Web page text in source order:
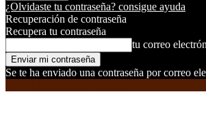
¿Olvidaste tu contraseña? consigue ayuda
Recuperación de contraseña
Recupera tu contraseña
tu correo
Se te ha enviado una contraseña por correo